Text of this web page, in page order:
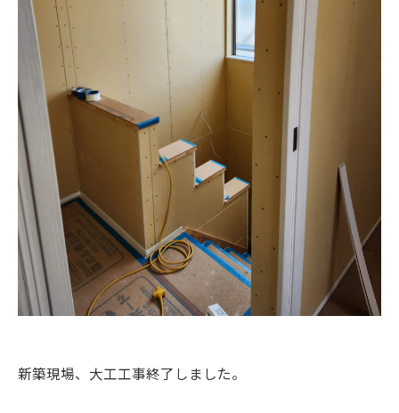
新築現場、大工工事終了しました。